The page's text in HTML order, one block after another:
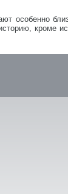
особенно
кроме